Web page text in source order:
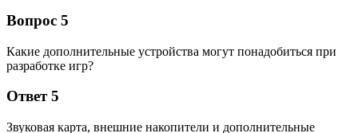
Вопрос 5
Какие дополнительные устройства могут понадобиться при
разработке игр?
Ответ 5
Звуковая карта, внешние накопители и дополнительные